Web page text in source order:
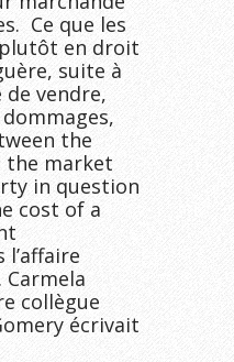
Ce que les
en droit
suite à
vendre,
the
the market
in question
cost of a
Carmela
collègue
écrivait